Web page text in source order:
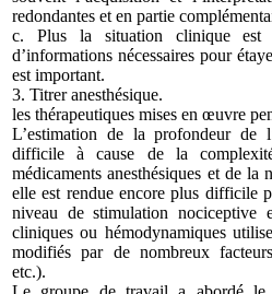
redondantes et en partie
c. Plus la situation clinique est
d’informations nécessaires pour
est important.
3. Titrer anesthésique.
les thérapeutiques mises en œuvre
L’estimation de la profondeur de
difficile à cause de la
médicaments anesthésiques et de la
elle est rendue encore plus difficile
niveau de stimulation
cliniques ou hémodynamiques
modifiés par de nombreux
etc.).